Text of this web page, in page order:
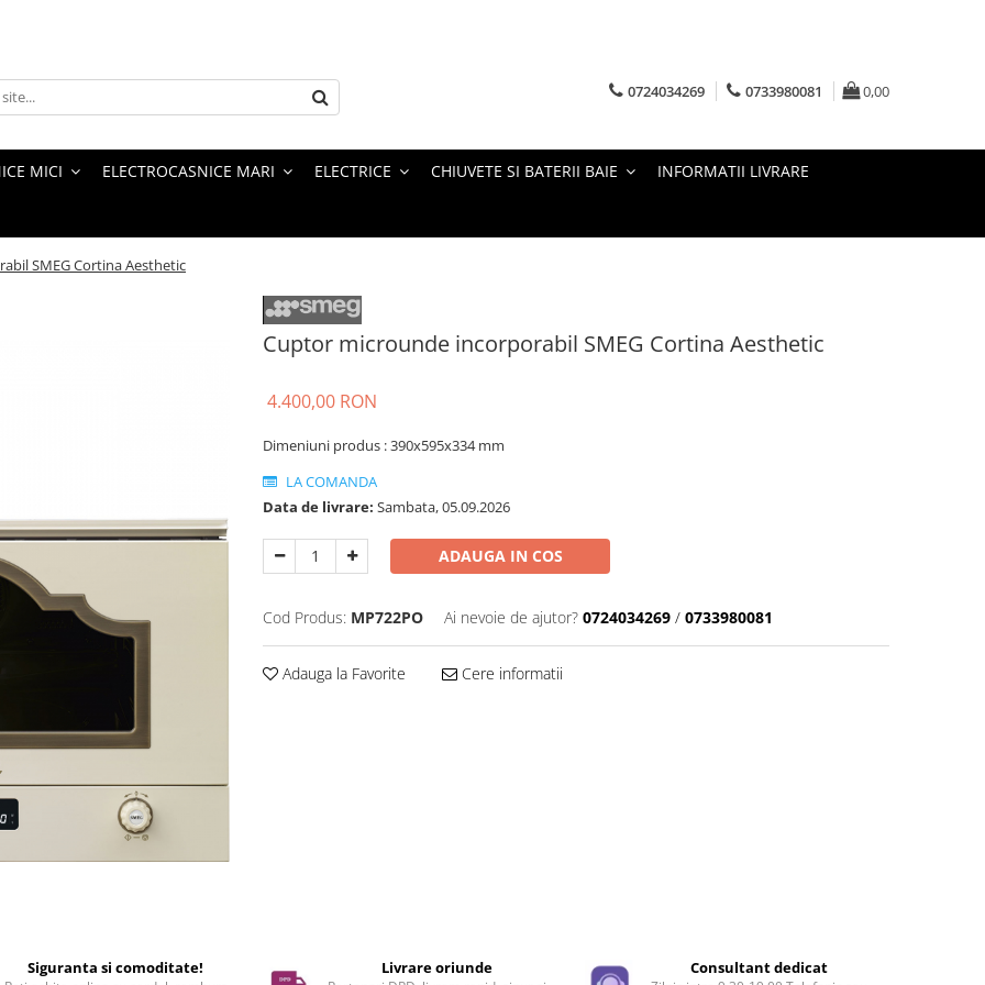
0724034269 0733980081 0,00
MICI ELECTROCASNICE MARI ELECTRICE CHIUVETE SI BATERII BAIE INFORMATII LIVRARE
SMEG Cortina Aesthetic
Cuptor microunde incorporabil SMEG Cortina Aesthetic
4.400,00 RON
Dimeniuni produs :390x595x334 mm
LA COMANDA
Data de livrare: Sambata, 05.09.2026
ADAUGA IN COS
Cod Produs: MP722PO Ai nevoie de ajutor? 0724034269 / 0733980081
Adauga la Favorite Cere informatii
Siguranta si comoditate! Livrare oriunde Consultant dedicat